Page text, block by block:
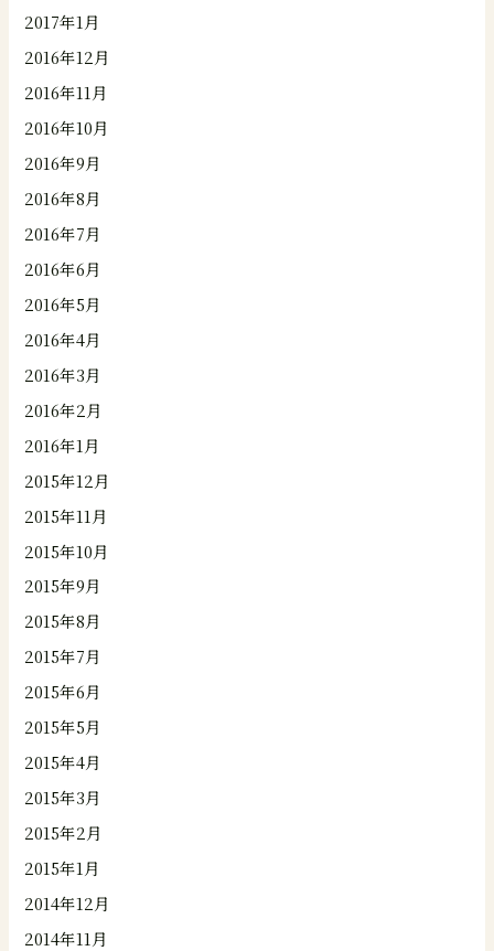
2017年1月
2016年12月
2016年11月
2016年10月
2016年9月
2016年8月
2016年7月
2016年6月
2016年5月
2016年4月
2016年3月
2016年2月
2016年1月
2015年12月
2015年11月
2015年10月
2015年9月
2015年8月
2015年7月
2015年6月
2015年5月
2015年4月
2015年3月
2015年2月
2015年1月
2014年12月
2014年11月